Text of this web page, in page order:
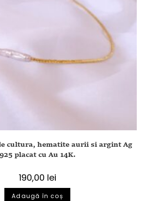
cultura, hematite aurii si argint Ag
925 placat cu Au 14K.
190,00 lei
Adaugă în coș